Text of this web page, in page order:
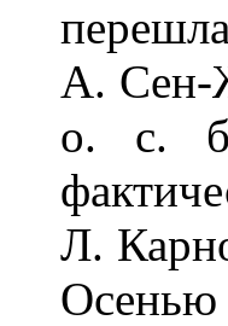
А. Сен-
о. с.
Л.
Осенью